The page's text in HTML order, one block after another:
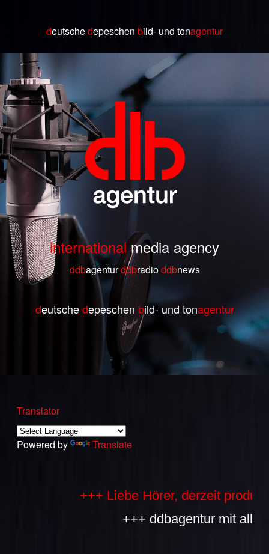
deutschedepeschen bild- und tonagentur
internationalmedia agency
ddbagenturddbradioddbnews
deutschedepeschen bild- und tonagentur
Translator
Powered by Translate
+++ Liebe Hörer, derzeit
+++ ddbagentur mit allen